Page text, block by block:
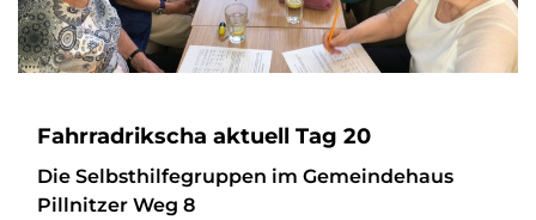
Fahrradrikscha aktuell Tag 20
Die Selbsthilfegruppen im Gemeindehaus
Pillnitzer Weg 8